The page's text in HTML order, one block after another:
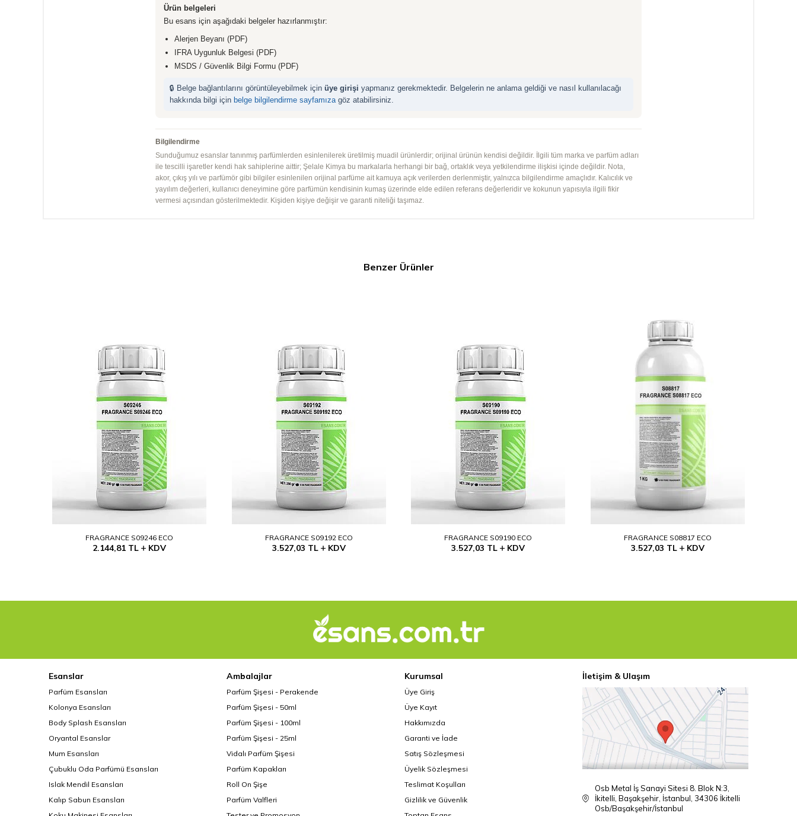
Ürün belgeleri
Bu esans için aşağıdaki belgeler hazırlanmıştır:
Alerjen Beyanı (PDF)
IFRA Uygunluk Belgesi (PDF)
MSDS / Güvenlik Bilgi Formu (PDF)
🔒 Belge bağlantılarını görüntüleyebilmek için üye girişi yapmanız gerekmektedir. Belgelerin ne anlama geldiği ve nasıl kullanılacağı
hakkında bilgi için belge bilgilendirme sayfamızagöz atabilirsiniz.
Bilgilendirme
Sunduğumuz esanslar tanınmış parfümlerden esinlenilerek üretilmiş muadil ürünlerdir; orijinal ürünün kendisi değildir. İlgili tüm marka ve parfüm adları
ile tescilli işaretler kendi hak sahiplerine aittir; Şelale Kimya bu markalarla herhangi bir bağ, ortaklık veya yetkilendirme ilişkisi içinde değildir. Nota,
akor, çıkış yılı ve parfümör gibi bilgiler esinlenilen orijinal parfüme ait kamuya açık verilerden derlenmiştir, yalnızca bilgilendirme amaçlıdır. Kalıcılık ve
yayılım değerleri, kullanıcı deneyimine göre parfümün kendisinin kumaş üzerinde elde edilen referans değerleridir ve kokunun yapısıyla ilgili fikir
vermesi açısından gösterilmektedir. Kişiden kişiye değişir ve garanti niteliği taşımaz.
Benzer Ürünler
FRAGRANCE S09246 ECO
2.144,81 TL KDV
FRAGRANCE S09192 ECO
3.527,03 TL KDV
FRAGRANCE S09190 ECO
3.527,03 TL KDV
FRAGRANCE S08817 ECO
3.527,03 TL KDV
Esanslar
Parfüm Esansları
Kolonya Esansları
Body Splash Esansları
Oryantal Esanslar
Mum Esansları
Çubuklu Oda Parfümü Esansları
Islak Mendil Esansları
Kalıp Sabun Esansları
Ambalajlar
Parfüm Şişesi - Perakende
Parfüm Şişesi - 50ml
Parfüm Şişesi - 100ml
Parfüm Şişesi - 25ml
Vidalı Parfüm Şişesi
Parfüm Kapakları
Roll On Şişe
Parfüm Valfleri
Kurumsal
Üye Giriş
Üye Kayıt
Hakkımızda
Garanti ve İade
Satış Sözleşmesi
Üyelik Sözleşmesi
Teslimat Koşulları
Gizlilik ve Güvenlik
İletişim & Ulaşım
Osb Metal İş Sanayi Sitesi 8. Blok N:3,
İkitelli, Başakşehir, İstanbul, 34306 İkitelli
Osb/Başakşehir/İstanbul